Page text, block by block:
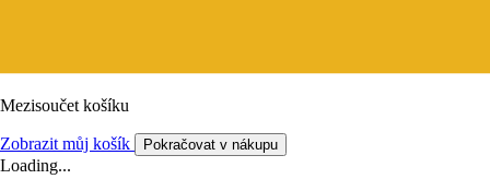
Mezisoučet košíku
Zobrazit můj košík Pokračovat v nákupu
Loading...